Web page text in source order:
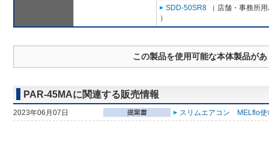
SDD-50SR8 （ 店舗・事務所
）
この製品を使用可能な本体製品が
PAR-45MAに関連する販売情報
2023年06月07日 スリムエアコン MELflo使